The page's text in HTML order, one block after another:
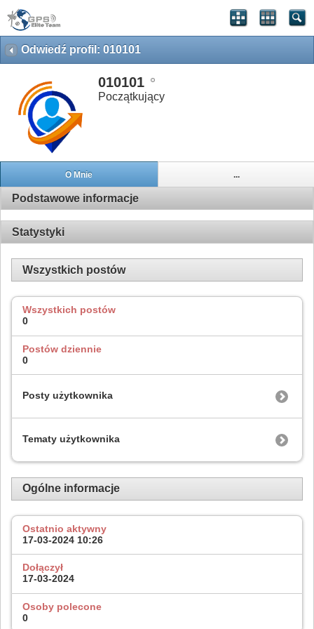
Odwiedź profil: 010101
010101
Początkujący
O Mnie ...
Podstawowe informacje
Statystyki
Wszystkich postów
Wszystkich postów
0
Postów dziennie
0
Posty użytkownika
Tematy użytkownika
Ogólne informacje
Ostatnio aktywny
17-03-2024 10:26
Dołączył
17-03-2024
Osoby polecone
0